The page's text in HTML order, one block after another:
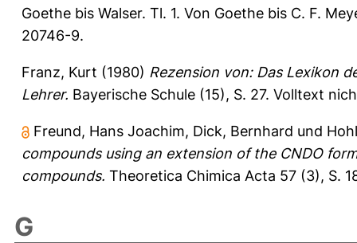
Goethe bis Walser. Tl. 1. Von Goethe bis C. F.
20746-9.
Franz, Kurt (1980) Rezension von: Das Lexikon
Lehrer. Bayerische Schule (15), S. 27. Volltext
Freund, Hans Joachim, Dick, Bernhard und
compounds using an extension of the CNDO
compounds. Theoretica Chimica Acta 57 (3), S.
G